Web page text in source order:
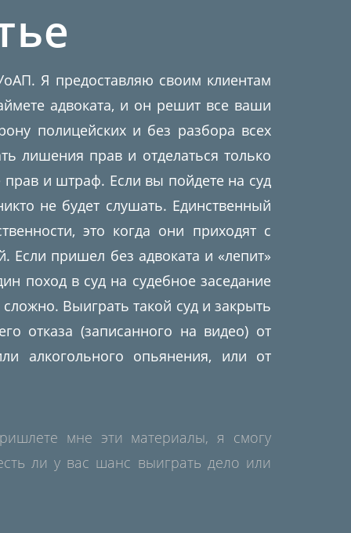
Я предоставляю своим клиентам
адвоката, и он решит все ваши
полицейских и без разбора всех
лишения прав и отделаться только
и штраф. Если вы пойдете на суд
не будет слушать. Единственный
это когда они приходят с
Если пришел без адвоката и «лепит»
поход в суд на судебное заседание
Выиграть такой суд и закрыть
отказа (записанного на видео) от
алкогольного опьянения, или от
мне эти материалы, я смогу
ли у вас шанс выиграть дело или